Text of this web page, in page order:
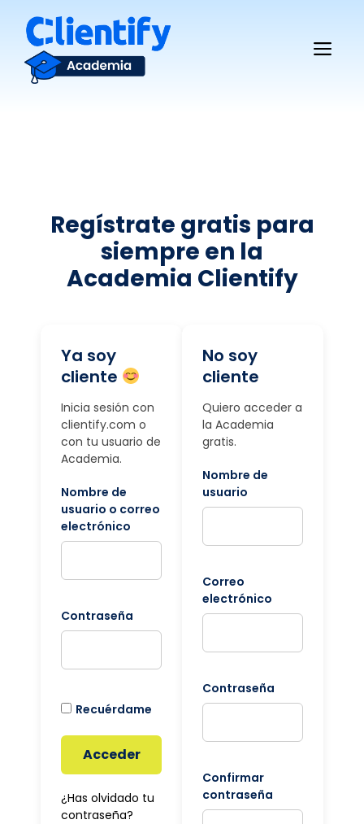
contenido
Regístrate gratis para
siempre en la
Academia Clientify
Ya soy
cliente
Inicia sesión con
clientify.com o
con tu usuario de
Academia.
Nombre de
usuario o correo
electrónico
Contraseña
Recuérdame
Acceder
¿Has olvidado tu
contraseña?
No soy
cliente
Quiero acceder a
la Academia
gratis.
Nombre de
usuario
Correo
electrónico
Contraseña
Confirmar
contraseña